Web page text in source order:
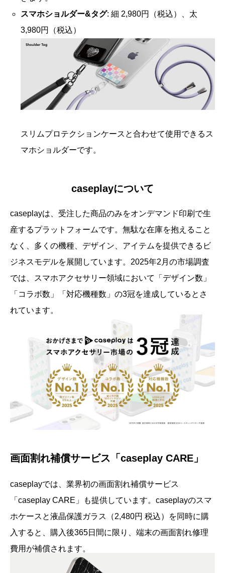
スマホショルダー&タグ: 細 2,980円（税込）、太
3,980円（税込）
スリムプロテクションケースと合わせて使用できるス
マホショルダーです。
caseplayについて
caseplayは、受注した商品のみをオンデマンド印刷で生
産するプラットフォームです。無駄な在庫を抱えること
なく、多くの機種、デザイン、アイテムを提供できるビ
ジネスモデルを展開しています。2025年2月の市場調査
では、スマホアクセサリー領域において「デザイン数」
「コラボ数」「対応機種数」の3冠を達成しているとさ
れています。
画面割れ補償サービス「caseplay CARE」
caseplayでは、業界初の画面割れ補償サービス
「caseplay CARE」も提供しています。caseplayのスマ
ホケースと液晶保護ガラス（2,480円 税込）を同時に購
入すると、購入後365日間に限り、端末の画面割れ修理
費用が補償されます。